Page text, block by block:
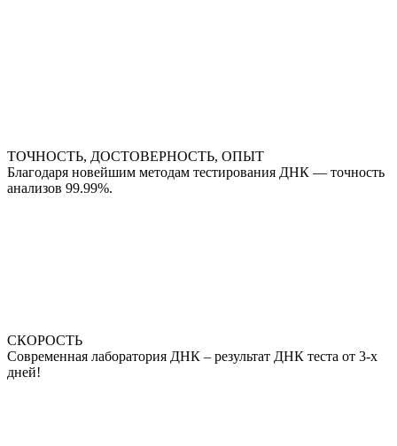
ТОЧНОСТЬ, ДОСТОВЕРНОСТЬ, ОПЫТ
Благодаря новейшим методам тестирования ДНК — точность
анализов 99.99%.
СКОРОСТЬ
Современная лаборатория ДНК – результат ДНК теста от 3-х
дней!